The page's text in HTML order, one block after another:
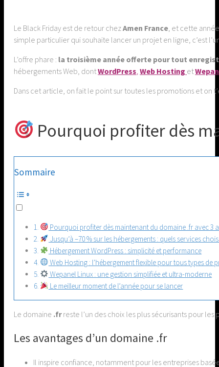
Le Black Friday est de retour chezAmen France , et cette
simple particulier qui souhaite lancer un projet en ligne, c’est
L’offre phare : la troisième année offerte pour tout
hébergements Web, dontWordPress Web Hosting et
Dans cet article, on fait le point sur toutes les promotions et on
Pourquoi profiter dès
Sommaire
Pourquoi profiter dès maintenant du domaine .fr avec 3
Jusqu’à –70 % sur les hébergements : quels services
Hébergement WordPress : simplicité et performance
Web Hosting : l’hébergement flexible pour tous types de
Wepanel Linux : une gestion simplifiée et ultra-moderne
Le meilleur moment de l’année pour se lancer
Le domaine .frreste l’un des choix les plus sécurisants pour
Les avantages d’un domaine .fr
Il inspire confiance, notamment pour les entreprises